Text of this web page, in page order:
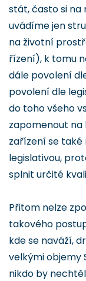
stát, často si na
uvádíme jen
na životní
řízení), k tomu
dále povolení
povolení dle
do toho všeho
zapomenout
zařízení se
legislativou,
splnit určité
Přitom nelze
takového
kde se naváží,
velkými objemy
nikdo by